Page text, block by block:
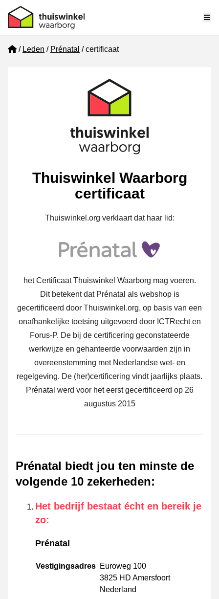
Home
Leden Prénatal certificaat
Thuiswinkel Waarborg
certificaat
Thuiswinkel.org verklaart dat haar lid:
het Certificaat Thuiswinkel Waarborg mag voeren.
Dit betekent dat Prénatal als webshop is
gecertificeerd door Thuiswinkel.org, op basis van een
onafhankelijke toetsing uitgevoerd door ICTRecht en
Forus-P. De bij de certificering geconstateerde
werkwijze en gehanteerde voorwaarden zijn in
overeenstemming met Nederlandse wet- en
regelgeving. De (her)certificering vindt jaarlijks plaats.
Prénatal werd voor het eerst gecertificeerd op 26
augustus 2015
Prénatal biedt jou ten minste de
volgende 10 zekerheden:
Het bedrijf bestaat écht en bereik je
zo:
Prénatal
Vestigingsadres Euroweg 100
3825 HD Amersfoort
Nederland